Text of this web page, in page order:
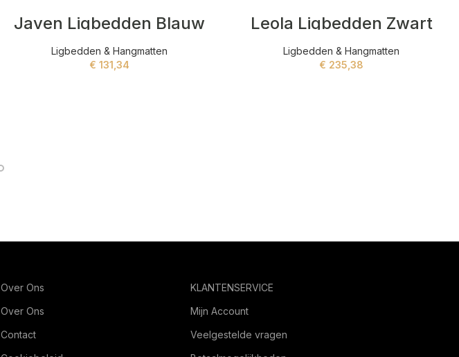
Javen Ligbedden Blauw
Ligbedden & Hangmatten
€ 131,34
Leola Ligbedden Zwart
Ligbedden & Hangmatten
€ 235,38
Over Ons
Over Ons
Contact
KLANTENSERVICE
Mijn Account
Veelgestelde vragen